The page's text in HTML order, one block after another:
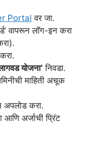
Portal वर जा.
वापरून लॉग-इन करा
योजना’निवडा.
माहिती अचूक
करा.
आणि अर्जाची प्रिंट